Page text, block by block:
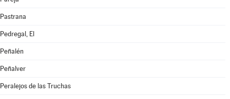
Pastrana
Pedregal, El
Peñalén
Peñalver
Peralejos de las Truchas